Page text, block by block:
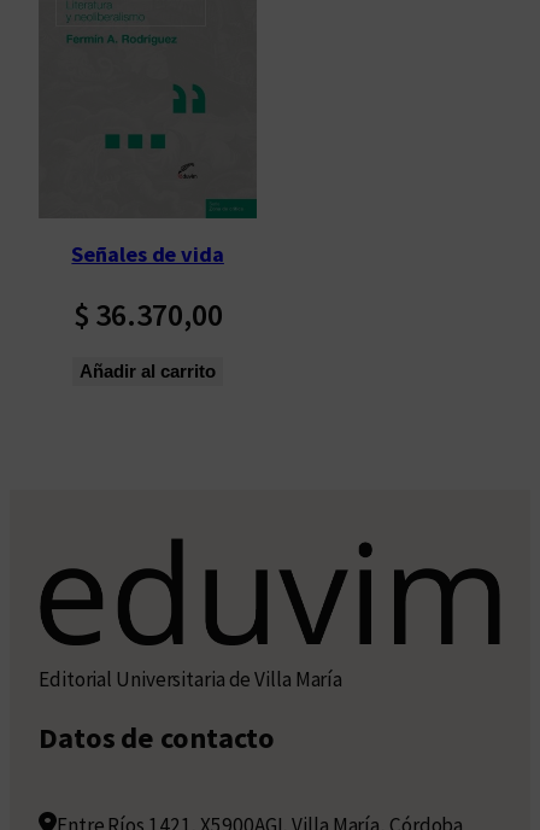
Señales de vida
$ 36.370,00
Añadir al carrito
Editorial Universitaria de Villa María
Datos de contacto